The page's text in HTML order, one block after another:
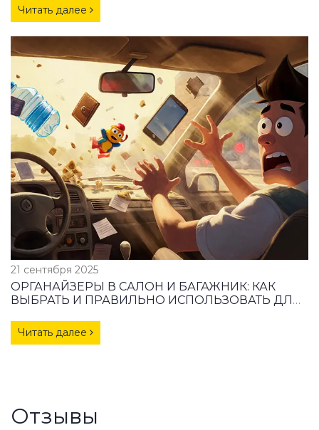
Читать далее
21 сентября 2025
ОРГАНАЙЗЕРЫ В САЛОН И БАГАЖНИК: КАК
ВЫБРАТЬ И ПРАВИЛЬНО ИСПОЛЬЗОВАТЬ ДЛЯ
Читать далее
Отзывы